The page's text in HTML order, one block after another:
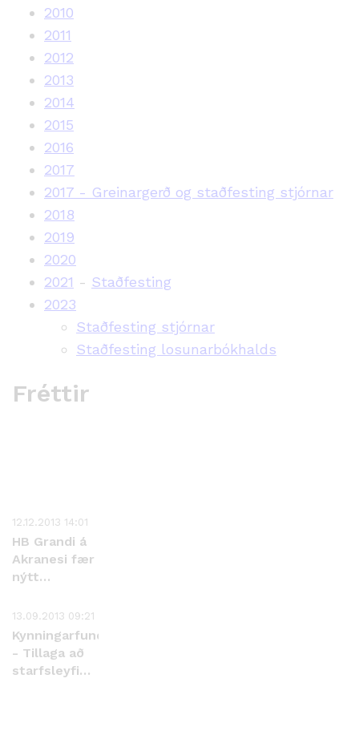
2010
2011
2012
2013
2014
2015
2016
2017
2017 - Greinargerð og staðfesting stjórnar
2018
2019
2020
2021 - Staðfesting
2023
Staðfesting stjórnar
Staðfesting losunarbókhalds
Fréttir
12.12.2013 14:01
HB Grandi á
Akranesi fær
nýtt
13.09.2013 09:21
Kynningarfundur
- Tillaga að
starfsleyfi